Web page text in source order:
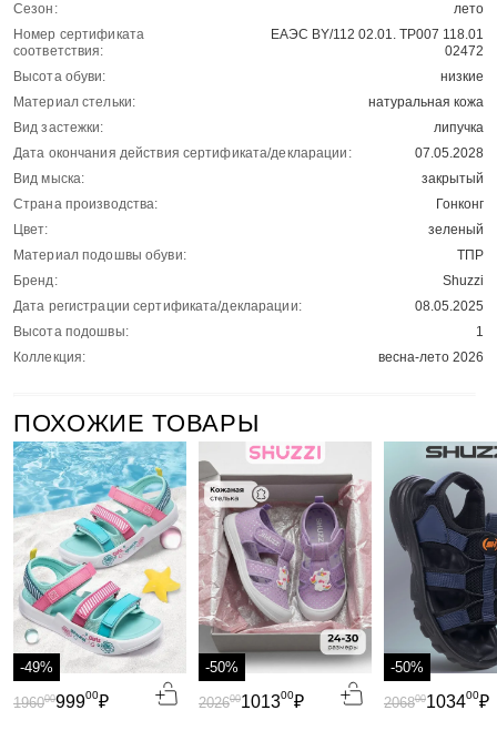
Сезон:
лето
Номер сертификата
соответствия:
ЕАЭС BY/112 02.01. ТР007 118.01
02472
Высота обуви:
низкие
Материал стельки:
натуральная кожа
Вид застежки:
липучка
Дата окончания действия сертификата/декларации:
07.05.2028
Вид мыска:
закрытый
Страна производства:
Гонконг
Цвет:
зеленый
Материал подошвы обуви:
ТПР
Бренд:
Shuzzi
Дата регистрации сертификата/декларации:
08.05.2025
Высота подошвы:
1
Коллекция:
весна-лето 2026
ПОХОЖИЕ ТОВАРЫ
-49%
99900₽
196000
-50%
101300₽
202600
-50%
103400₽
206800